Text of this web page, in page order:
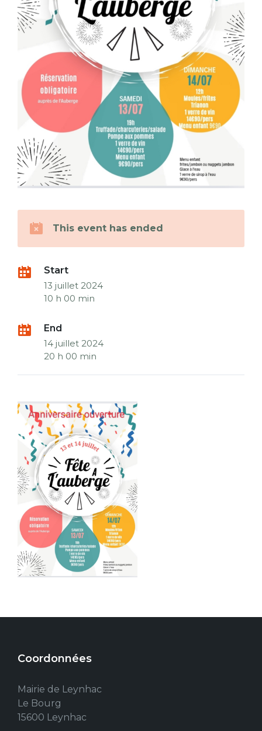
This event has ended
Start
13 juillet 2024
10 h 00 min
End
14 juillet 2024
20 h 00 min
Coordonnées
Mairie de Leynhac
Le Bourg
15600 Leynhac